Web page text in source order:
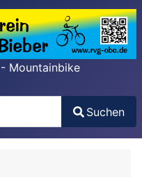
Mountainbike
characters for results.
Suchen